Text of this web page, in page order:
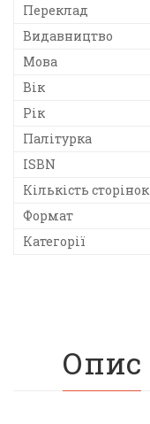
Переклад
Видавництво
Мова
Вік
Рік
Палітурка
ISBN
Кількість сторінок
Формат
Категорії
Опис